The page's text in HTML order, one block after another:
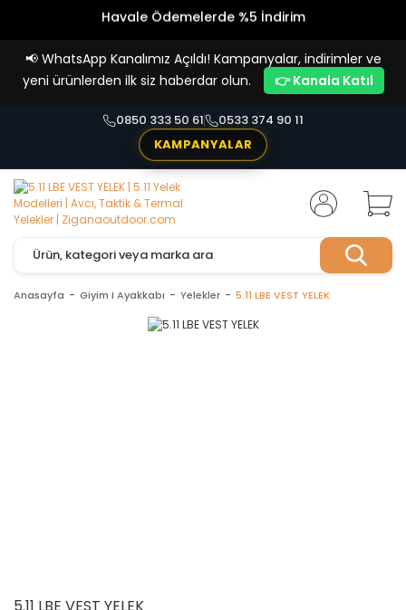
Havale Ödemelerde %5 İndirim
📢 WhatsApp Kanalımız Açıldı! Kampanyalar, indirimler ve
yeni ürünlerden ilk siz haberdar olun.
👉 Kanala Katıl
0850 333 50 61
0533 374 90 11
KAMPANYALAR
Anasayfa Giyim I Ayakkabı Yelekler 5.11 LBE VEST YELEK
5.11 LBE VEST YELEK